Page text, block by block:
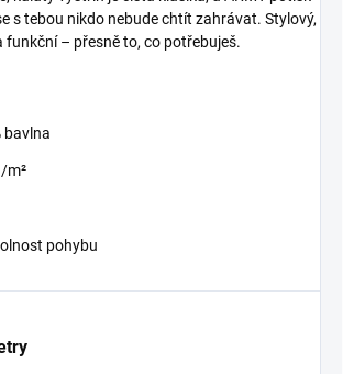
s tebou nikdo nebude chtít zahrávat. Stylový,
funkční – přesně to, co potřebuješ.
bavlna
m²
pohybu